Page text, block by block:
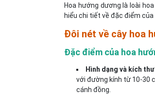
Hoa hướng dương là loài
hiểu chi tiết về đặc điểm
Đôi nét về cây hoa
Đặc điểm của hoa
Hình dạng và kích
với đường kính từ 10-30
cánh đồng.